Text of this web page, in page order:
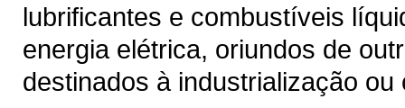
lubrificantes e combustíveis
energia elétrica, oriundos de
destinados à industrialização